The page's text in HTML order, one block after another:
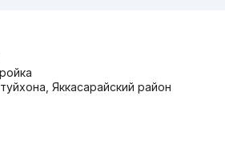
Яккасарайский район